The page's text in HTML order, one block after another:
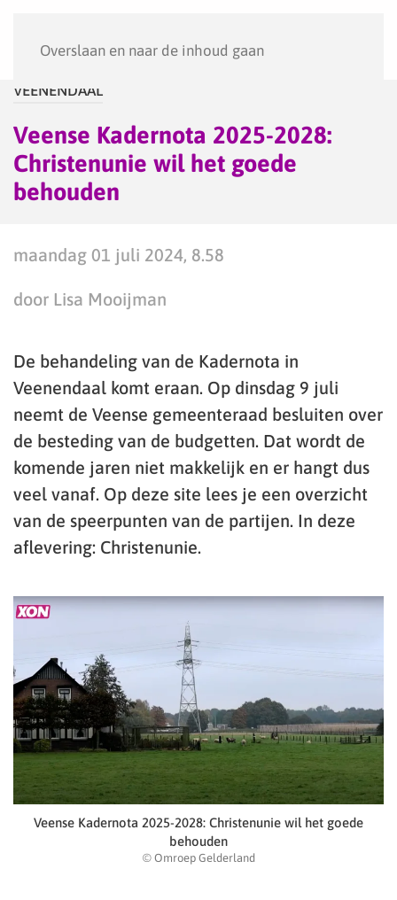
Overslaan en naar de inhoud gaan
VEENENDAAL
Veense Kadernota 2025-2028:
Christenunie wil het goede
behouden
maandag 01 juli 2024, 8.58
door Lisa Mooijman
De behandeling van de Kadernota in
Veenendaal komt eraan. Op dinsdag 9 juli
neemt de Veense gemeenteraad besluiten over
de besteding van de budgetten. Dat wordt de
komende jaren niet makkelijk en er hangt dus
veel vanaf. Op deze site lees je een overzicht
van de speerpunten van de partijen. In deze
aflevering: Christenunie.
Veense Kadernota 2025-2028: Christenunie wil het goede
behouden
© Omroep Gelderland